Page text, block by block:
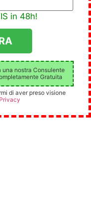
in 48h!
nostra Consulente
Gratuita
di aver preso visione
Privacy